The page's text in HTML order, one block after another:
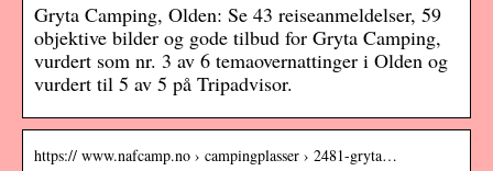
Gryta Camping, Olden: Se 43 reiseanmeldelser, 59
objektive bilder og gode tilbud for Gryta Camping,
vurdert som nr. 3 av 6 temaovernattinger i Olden og
vurdert til 5 av 5 på Tripadvisor.
https:// www.nafcamp.no › campingplasser › 2481-gryta…